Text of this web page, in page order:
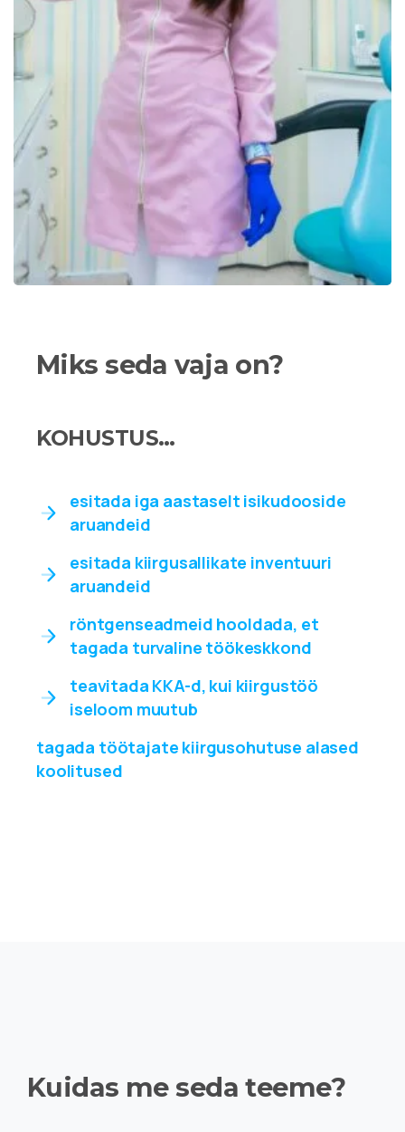
Miks seda vaja on?
KOHUSTUS…
esitada iga aastaselt isikudooside
aruandeid
esitada kiirgusallikate inventuuri
aruandeid
röntgenseadmeid hooldada, et
tagada turvaline töökeskkond
teavitada KKA-d, kui kiirgustöö
iseloom muutub
tagada töötajate kiirgusohutuse alased
koolitused
Kuidas me seda teeme?